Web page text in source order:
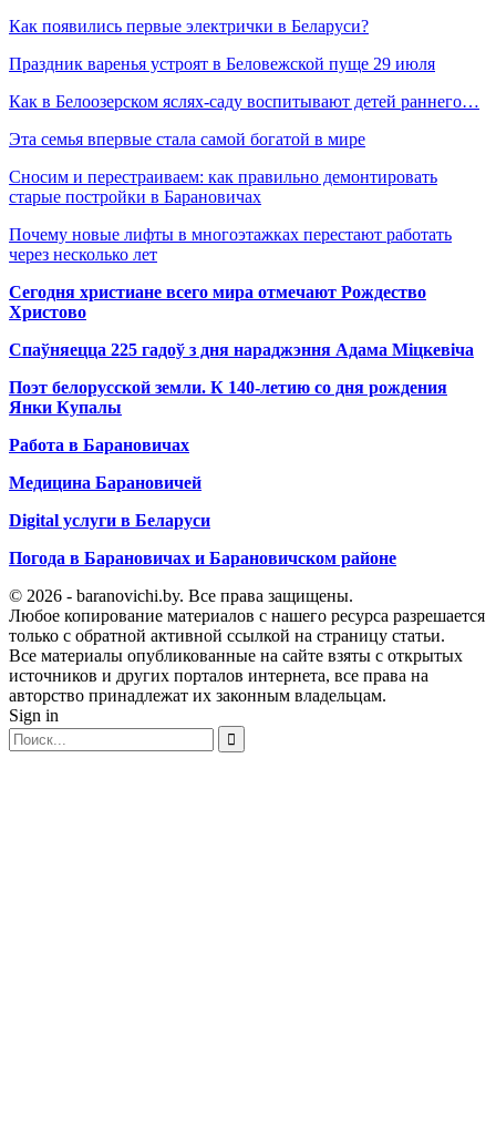
Как появились первые электрички в Беларуси?
Праздник варенья устроят в Беловежской пуще 29 июля
Как в Белоозерском яслях-саду воспитывают детей раннего…
Эта семья впервые стала самой богатой в мире
Сносим и перестраиваем: как правильно демонтировать
старые постройки в Барановичах
Почему новые лифты в многоэтажках перестают работать
через несколько лет
Сегодня христиане всего мира отмечают Рождество
Христово
Спаўняецца 225 гадоў з дня нараджэння Адама Міцкевіча
Поэт белорусской земли. К 140-летию со дня рождения
Янки Купалы
Работа в Барановичах
Медицина Барановичей
Digital услуги в Беларуси
Погода в Барановичах и Барановичском районе
© 2026 - baranovichi.by. Все права защищены.
Любое копирование материалов с нашего ресурса разрешается
только с обратной активной ссылкой на страницу статьи.
Все материалы опубликованные на сайте взяты с открытых
источников и других порталов интернета, все права на
авторство принадлежат их законным владельцам.
Sign in